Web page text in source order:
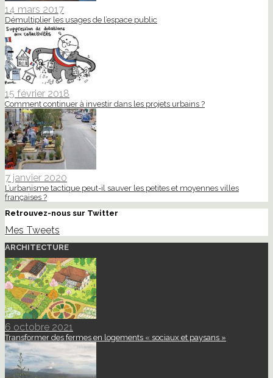
14 mars 2017
Démultiplier les usages de l’espace public
15 février 2018
Comment continuer à investir dans les projets urbains ?
7 janvier 2020
L’urbanisme tactique peut-il sauver les petites et moyennes villes
françaises ?
Retrouvez-nous sur Twitter
Mes Tweets
ARCHITECTURE
6 octobre 2021
Transformer des fermes en logements « sociaux et paysans »